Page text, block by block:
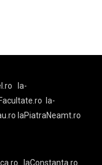
la-
la-
laPiatraNeamt.ro
laConstanta.ro